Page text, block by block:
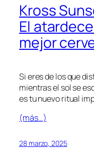
Kross
El
mejor
Si eres de los que
mientras el sol se
es tu nuevo ritual
(más…)
28 marzo, 2025